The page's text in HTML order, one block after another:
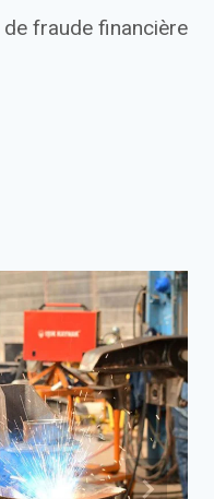
de fraude financière